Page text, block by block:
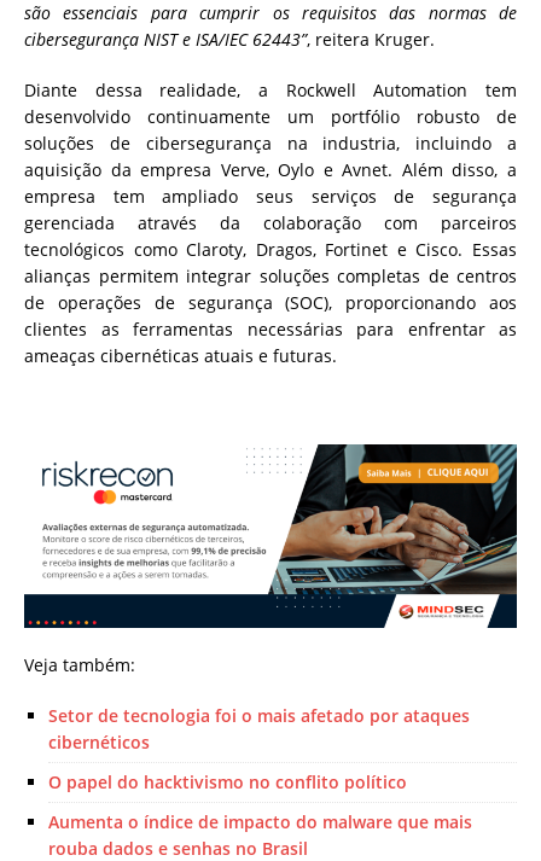
são essenciais para cumprir os requisitos das normas de
cibersegurança NIST e ISA/IEC 62443”, reitera Kruger.
Diante dessa realidade, a Rockwell Automation tem
desenvolvido continuamente um portfólio robusto de
soluções de cibersegurança na industria, incluindo a
aquisição da empresa Verve, Oylo e Avnet. Além disso, a
empresa tem ampliado seus serviços de segurança
gerenciada através da colaboração com parceiros
tecnológicos como Claroty, Dragos, Fortinet e Cisco. Essas
alianças permitem integrar soluções completas de centros
de operações de segurança (SOC), proporcionando aos
clientes as ferramentas necessárias para enfrentar as
ameaças cibernéticas atuais e futuras.
Veja também:
Setor de tecnologia foi o mais afetado por ataques
cibernéticos
O papel do hacktivismo no conflito político
Aumenta o índice de impacto do malware que mais
rouba dados e senhas no Brasil